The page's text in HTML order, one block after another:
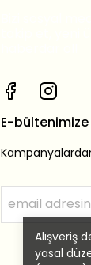
Alışveriş
yasal
E-